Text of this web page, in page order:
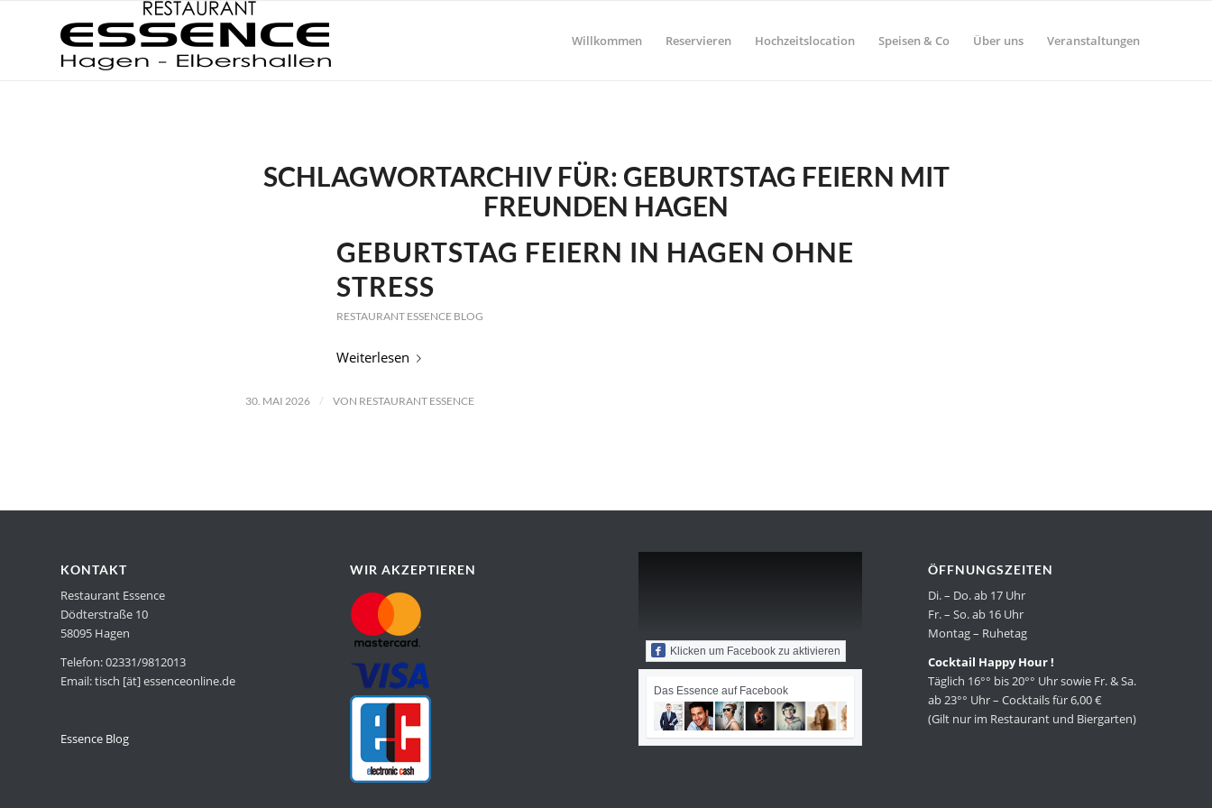
Willkommen Reservieren Hochzeitslocation Speisen & Co Über uns Veranstaltungen
SCHLAGWORTARCHIV FÜR: GEBURTSTAG FEIERN MIT
FREUNDEN HAGEN
GEBURTSTAG FEIERN IN HAGEN OHNE
STRESS
RESTAURANT ESSENCE BLOG
Weiterlesen
30. MAI 2026 / VON RESTAURANT ESSENCE
KONTAKT
Restaurant Essence
Dödterstraße 10
58095 Hagen
Telefon: 02331/9812013
Email: tisch [ät] essenceonline.de
Essence Blog
WIR AKZEPTIEREN
Klicken um Facebook zu aktivieren
Das Essence auf Facebook
ÖFFNUNGSZEITEN
Di. – Do. ab 17 Uhr
Fr. – So. ab 16 Uhr
Montag – Ruhetag
Cocktail Happy Hour !
Täglich 16°° bis 20°° Uhr sowie Fr. & Sa.
ab 23°° Uhr – Cocktails für 6,00 €
(Gilt nur im Restaurant und Biergarten)